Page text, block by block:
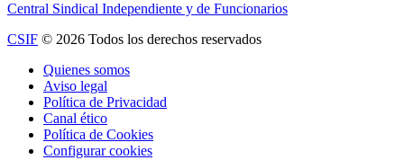
Central Sindical Independiente y de Funcionarios
CSIF © 2026 Todos los derechos reservados
Quienes somos
Aviso legal
Política de Privacidad
Canal ético
Política de Cookies
Configurar cookies